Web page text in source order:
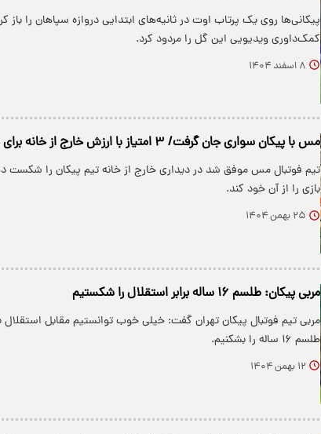
پیکانی‌ها روی یک پرتاب اوت در ثانیه‌های ابتدایی دروازه سپاهان را باز
کمک‌داوری ویدیویی این گل را مردود کرد.
۸ اسفند ۱۴۰۴
مس با پیکان سواری جان گرفت/ ۳ امتیاز با ارزش خارج از خانه برای جباری
بازی را از آن خود کند.
۲۵ بهمن ۱۴۰۴
مربی پیکان: طلسم ۱۶ ساله برابر استقلال را شکستیم
مربی تیم فوتبال پیکان تهران گفت: خیلی خوب توانستیم مقابل استقلال
طلسم ۱۶ ساله را بشکنیم.
۱۲ بهمن ۱۴۰۴